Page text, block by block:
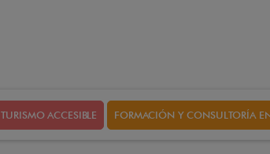
TURISMO ACCESIBLE FORMACIÓN Y CONSULTORÍA